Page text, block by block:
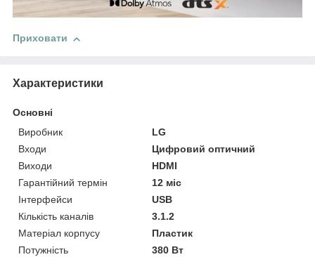
Приховати
Характеристики
Основні
Виробник
LG
Входи
Цифровий оптичний
Виходи
HDMI
Гарантійний термін
12 міс
Інтерфейси
USB
Кількість каналів
3.1.2
Матеріал корпусу
Пластик
Потужність
380 Вт